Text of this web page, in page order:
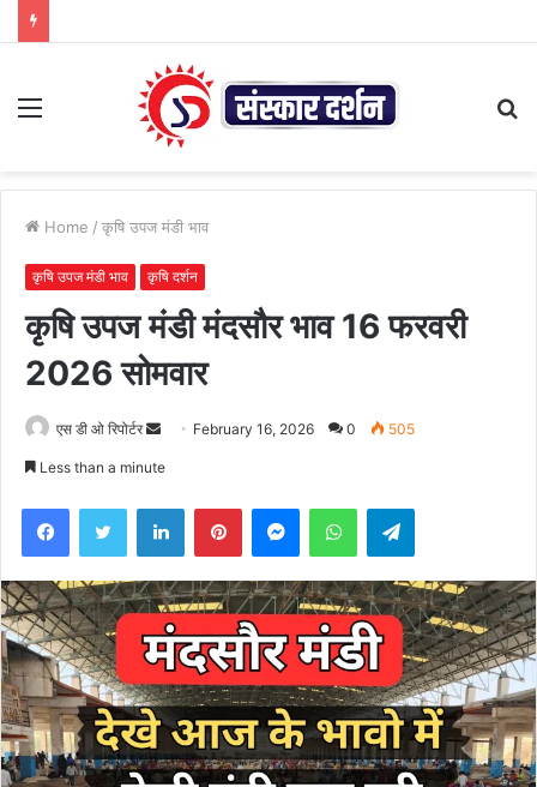
Menu
Home / कृषि उपज मंडी भाव
कृषि उपज मंडी भाव कृषि दर्शन
कृषि उपज मंडी मंदसौर भाव 16 फरवरी
2026 सोमवार
एस डी ओ रिपोर्टर
Send February 16, 2026 0 505
Less than a minute
FacebookTwitter LinkedInPinterestMessengerWhatsAppTelegram